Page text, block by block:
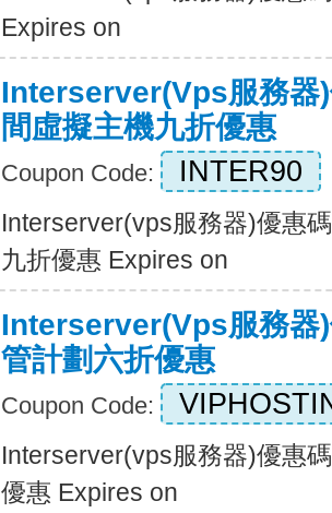
Expires on
Interserver(vps服務器
間虛擬主機九折優惠
Coupon Code: INTER90
Interserver(vps服務器)優惠
九折優惠 Expires on
Interserver(vps服務器
管計劃六折優惠
Coupon Code:
Interserver(vps服務器)優惠
優惠 Expires on